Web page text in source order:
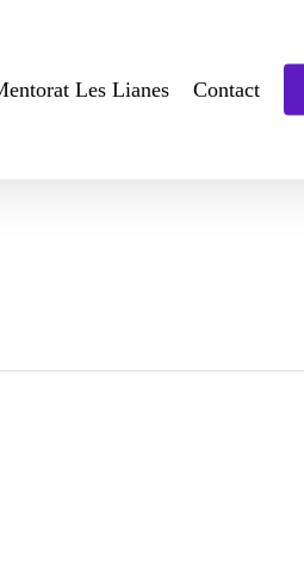
Les Lianes Contact